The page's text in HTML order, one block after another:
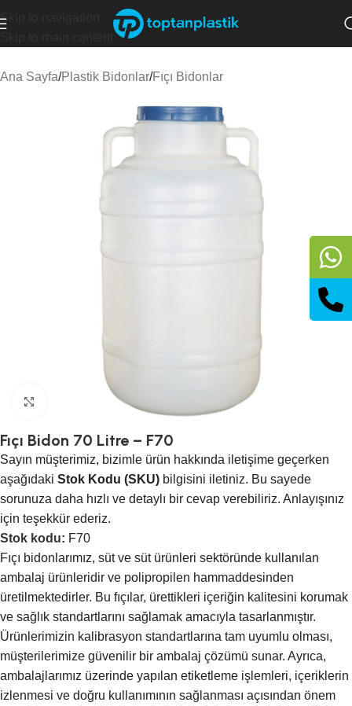
Skip to navigation
Ana Sayfa/Plastik Bidonlar/Fıçı Bidonlar
Click to enlarge
Fıçı Bidon 70 Litre – F70
Sayın müşterimiz, bizimle ürün hakkında iletişime geçerken
aşağıdaki Stok Kodu (SKU) bilgisini iletiniz. Bu sayede
sorunuza daha hızlı ve detaylı bir cevap verebiliriz. Anlayışınız
için teşekkür ederiz.
Stok kodu: F70
Fıçı bidonlarımız, süt ve süt ürünleri sektöründe kullanılan
ambalaj ürünleridir ve polipropilen hammaddesinden
üretilmektedirler. Bu fıçılar, ürettikleri içeriğin kalitesini korumak
ve sağlık standartlarını sağlamak amacıyla tasarlanmıştır.
Ürünlerimizin kalibrasyon standartlarına tam uyumlu olması,
müşterilerimize güvenilir bir ambalaj çözümü sunar. Ayrıca,
ambalajlarımız üzerinde yapılan etiketleme işlemleri, içeriklerin
izlenmesi ve doğru kullanımının sağlanması açısından önem